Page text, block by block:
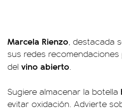
Marcela Rienzo, destacada
sus redes
del vino abierto.
Sugiere almacenar la botella
evitar oxidación. Advierte